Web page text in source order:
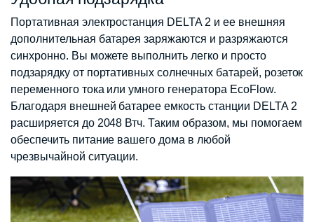
Портативная электростанция DELTA 2 и ее внешняя
дополнительная батарея заряжаются и разряжаются
синхронно. Вы можете выполнить легко и просто
подзарядку от портативных солнечных батарей, розеток
переменного тока или умного генератора EcoFlow.
Благодаря внешней батарее емкость станции DELTA 2
расширяется до 2048 Втч. Таким образом, мы помогаем
обеспечить питание вашего дома в любой
чрезвычайной ситуации.